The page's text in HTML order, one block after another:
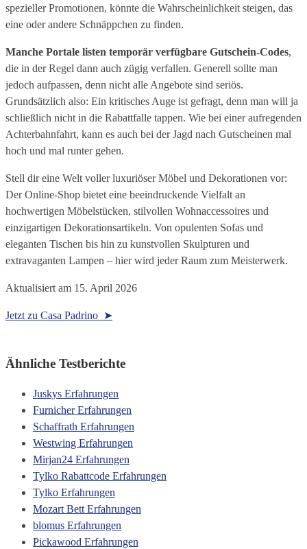
spezieller Promotionen, könnte die Wahrscheinlichkeit steigen, das
eine oder andere Schnäppchen zu finden.
Manche Portale listen temporär verfügbare Gutschein-Codes,
die in der Regel dann auch zügig verfallen. Generell sollte man
jedoch aufpassen, denn nicht alle Angebote sind seriös.
Grundsätzlich also: Ein kritisches Auge ist gefragt, denn man will ja
schließlich nicht in die Rabattfalle tappen. Wie bei einer aufregenden
Achterbahnfahrt, kann es auch bei der Jagd nach Gutscheinen mal
hoch und mal runter gehen.
Stell dir eine Welt voller luxuriöser Möbel und Dekorationen vor:
Der Online-Shop bietet eine beeindruckende Vielfalt an
hochwertigen Möbelstücken, stilvollen Wohnaccessoires und
einzigartigen Dekorationsartikeln. Von opulenten Sofas und
eleganten Tischen bis hin zu kunstvollen Skulpturen und
extravaganten Lampen – hier wird jeder Raum zum Meisterwerk.
Aktualisiert am 15. April 2026
Jetzt zu Casa Padrino ➤
Ähnliche Testberichte
Juskys Erfahrungen
Furnicher Erfahrungen
Schaffrath Erfahrungen
Westwing Erfahrungen
Mirjan24 Erfahrungen
Tylko Rabattcode Erfahrungen
Tylko Erfahrungen
Mozart Bett Erfahrungen
blomus Erfahrungen
Pickawood Erfahrungen